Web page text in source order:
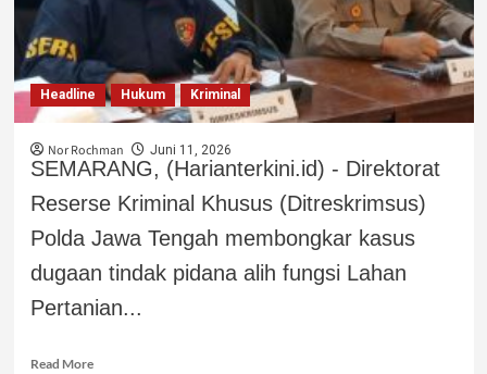
Headline Hukum Kriminal
Nor Rochman Juni 11, 2026
SEMARANG, (Harianterkini.id) - Direktorat
Reserse Kriminal Khusus (Ditreskrimsus)
Polda Jawa Tengah membongkar kasus
dugaan tindak pidana alih fungsi Lahan
Pertanian...
Read More